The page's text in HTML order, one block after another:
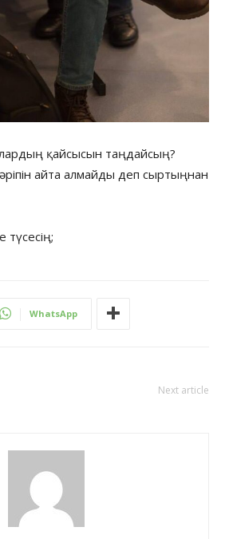
қайсысын таңдайсың?
айта алмайды деп сыртыңнан
түсесің;
WhatsApp
Next article